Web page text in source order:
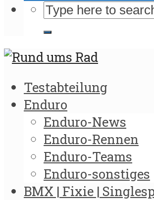
Testabteilung
Enduro
Enduro-News
Enduro-Rennen
Enduro-Teams
Enduro-sonstiges
BMX | Fixie |